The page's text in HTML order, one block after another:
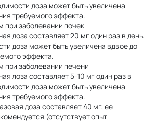
доза может быть увеличена
требуемого эффекта.
при заболевании почек
доза составляет 20 мг один раз в день.
доза может быть увеличена вдвое до
эффекта.
при заболевании печени
лоза составляет 5-10 мг один раз в
доза может быть увеличена
требуемого эффекта.
доза составляет 40 мг, ее
(отсутствует опыт